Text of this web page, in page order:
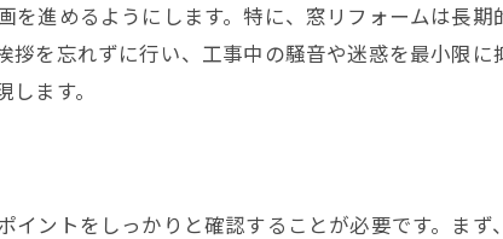
進めるようにします。特に、窓リフォームは長
を忘れずに行い、工事中の騒音や迷惑を最小限
ます。
ントをしっかりと確認することが必要です。ま